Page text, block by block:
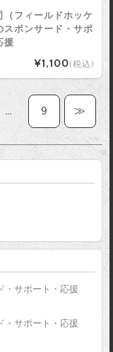
（フィールドホッケ
スポンサード・サポ
援
¥1,100(税込)
… 9 ≫
・サポート・応援
・サポート・応援